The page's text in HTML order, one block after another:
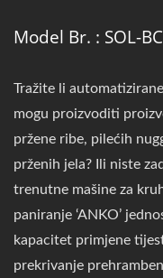
Model Br. : SOL-
Tražite li
mogu proizvoditi
pržene ribe, pilećih
prženih jela? Ili niste
trenutne mašine za
paniranje ‘ANKO’
kapacitet primjene
prekrivanje